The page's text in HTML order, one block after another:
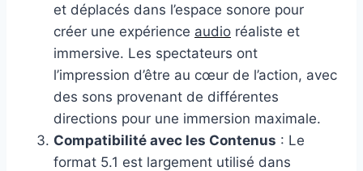
et déplacés dans l’espace sonore pour
créer une expérience audio réaliste et
immersive. Les spectateurs ont
l’impression d’être au cœur de l’action, avec
des sons provenant de différentes
directions pour une immersion maximale.
Compatibilité avec les Contenus : Le
format 5.1 est largement utilisé dans